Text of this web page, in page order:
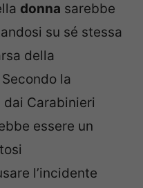
donna sarebbe
su sé stessa
della
la
Carabinieri
essere un
l’incidente